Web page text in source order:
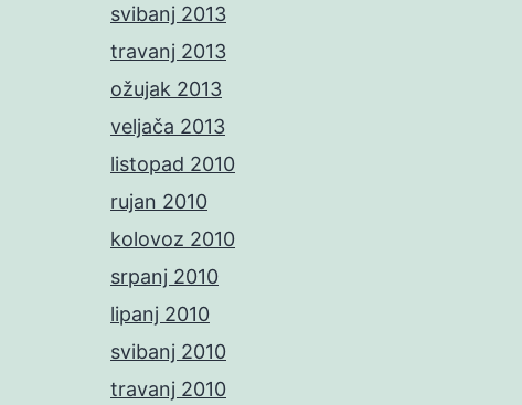
svibanj 2013
travanj 2013
ožujak 2013
veljača 2013
listopad 2010
rujan 2010
kolovoz 2010
srpanj 2010
lipanj 2010
svibanj 2010
travanj 2010